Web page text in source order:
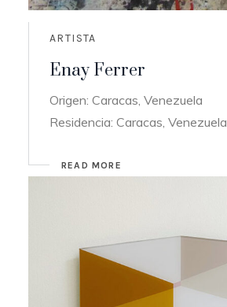
ARTISTA
Enay Ferrer
Origen: Caracas, Venezuela
Residencia: Caracas, Venezuela
READ MORE